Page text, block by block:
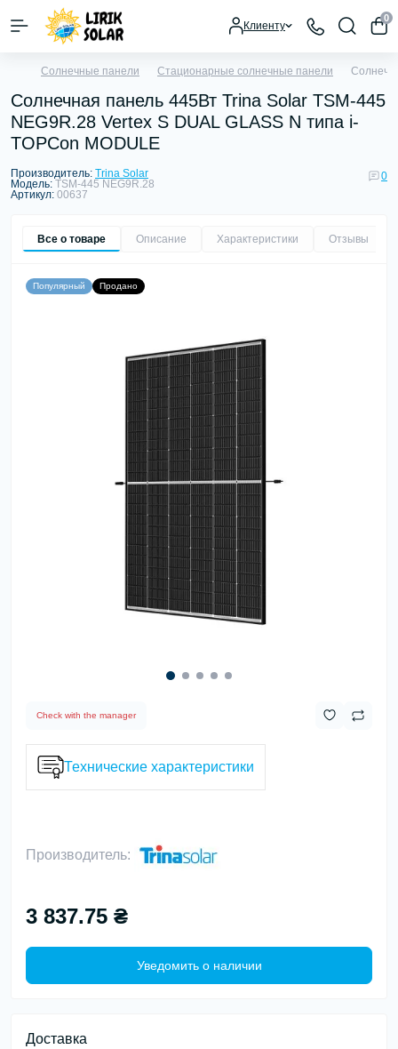
Клиенту
0
Солнечные панели Стационарные солнечные панели
Солнечная панель 445Вт Trina Solar TSM-445
NEG9R.28 Vertex S DUAL GLASS N типа i-
TOPCon MODULE
Производитель: Trina Solar
Модель: TSM-445 NEG9R.28
Артикул: 00637
0
Все о товаре Описание Характеристики Отзывы
Популярный Продано
Check with the manager
Технические характеристики
Производитель:
3 837.75 ₴
Уведомить о наличии
Доставка